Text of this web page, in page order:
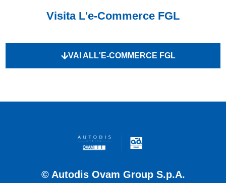
Visita L'e-Commerce FGL
VAI ALL'E-COMMERCE FGL
© Autodis Ovam Group S.p.A.